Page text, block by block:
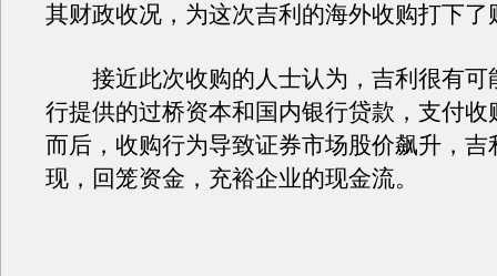
其财政收况，为这次吉利的海外收购打下了
接近此次收购的人士认为，吉利很有可
行提供的过桥资本和国内银行贷款，支付收
而后，收购行为导致证券市场股价飙升，吉
现，回笼资金，充裕企业的现金流。